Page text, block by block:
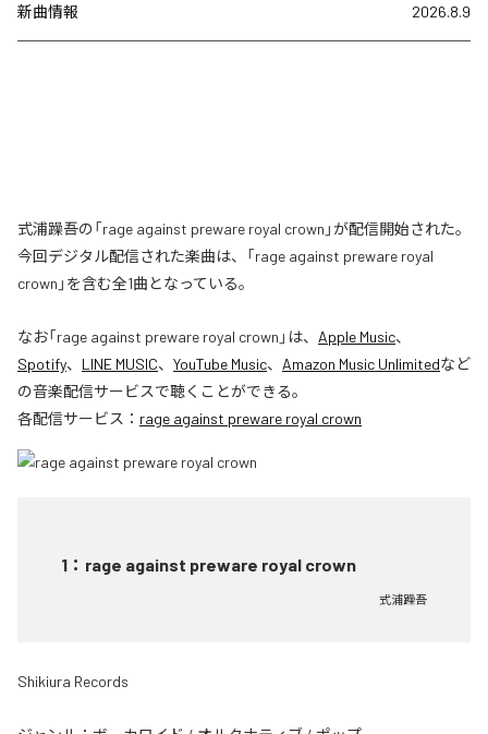
新曲情報 2026.8.9
式浦躁吾の「rage against preware royal crown」が配信開始された。
今回デジタル配信された楽曲は、「rage against preware royal
crown」を含む全1曲となっている。
なお「rage against preware royal crown 」は、 Apple Music、
Spotify、 LINE MUSIC、 YouTube Music、 Amazon Music Unlimitedなど
の音楽配信サービスで聴くことができる。
各配信サービス： rage against preware royal crown
1 ： rage against preware royal crown
式浦躁吾
Shikiura Records